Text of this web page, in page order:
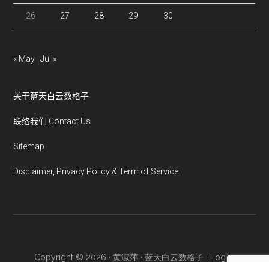
26 27 28 29 30
« May Jul »
关于蓝天白云数格子
联络我们 Contact Us
Sitemap
Disclaimer, Privacy Policy & Term of Service
Copyright © 2026 · 黄淑萍 · 蓝天白云数格子 · Log in